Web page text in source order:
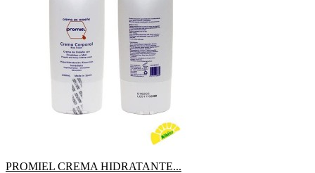
PROMIEL CREMA HIDRATANTE...